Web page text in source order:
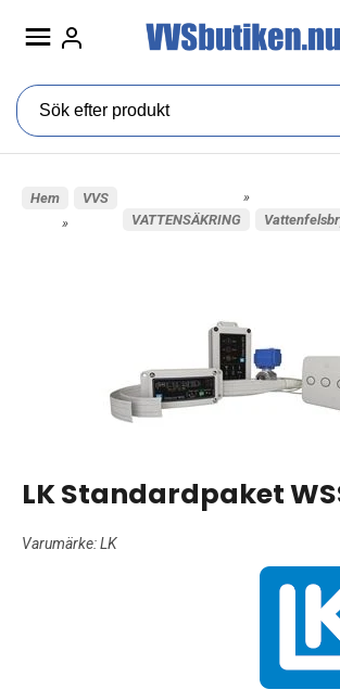
Hem
»
VVS
»
VATTENSÄKRING
LK Standardpaket
Varumärke:LK